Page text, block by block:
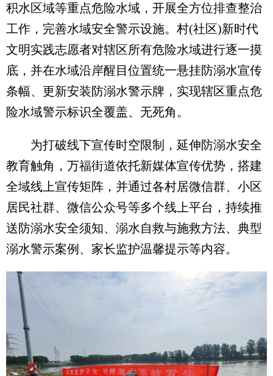
积水区域等重点危险水域，开展全方位排查整治
工作，完善水域安全警示设施。村(社区)新时代
文明实践志愿者对辖区所有危险水域进行逐一摸
底，并在水域沿岸醒目位置统一悬挂防溺水宣传
条幅、更新安装防溺水警示牌，实现辖区重点危
险水域警示标识全覆盖、无死角。
为打破线下宣传时空限制，延伸防溺水安全
教育触角，万福街道依托新媒体宣传优势，搭建
全域线上宣传矩阵，并通过各村居微信群、小区
居民社群、微信公众号等多个线上平台，持续推
送防溺水安全须知、溺水自救与施救方法、典型
溺水警示案例、家长监护温馨提示等内容。